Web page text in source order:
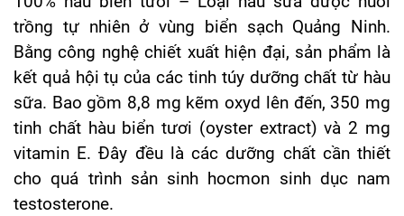
trồng tự nhiên ở vùng biển sạch Quảng Ninh.
Bằng công nghệ chiết xuất hiện đại, sản phẩm là
kết quả hội tụ của các tinh túy dưỡng chất từ hàu
sữa. Bao gồm 8,8 mg kẽm oxyd lên đến, 350 mg
tinh chất hàu biển tươi (oyster extract) và 2 mg
vitamin E. Đây đều là các dưỡng chất cần thiết
cho quá trình sản sinh hocmon sinh dục nam
testosterone.